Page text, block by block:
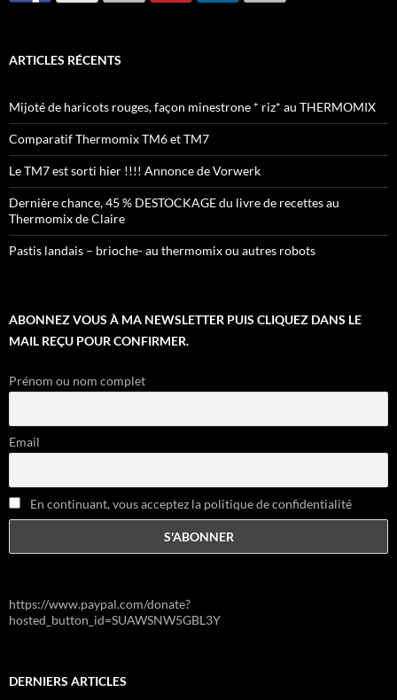
ARTICLES RÉCENTS
Mijoté de haricots rouges, façon minestrone * riz* au THERMOMIX
Comparatif Thermomix TM6 et TM7
Le TM7 est sorti hier !!!! Annonce de Vorwerk
Dernière chance, 45 % DESTOCKAGE du livre de recettes au
Thermomix de Claire
Pastis landais – brioche- au thermomix ou autres robots
ABONNEZ VOUS À MA NEWSLETTER PUIS CLIQUEZ DANS LE
MAIL REÇU POUR CONFIRMER.
Prénom ou nom complet
Email
En continuant, vous acceptez la politique de confidentialité
https://www.paypal.com/donate?
hosted_button_id=SUAWSNW5GBL3Y
DERNIERS ARTICLES